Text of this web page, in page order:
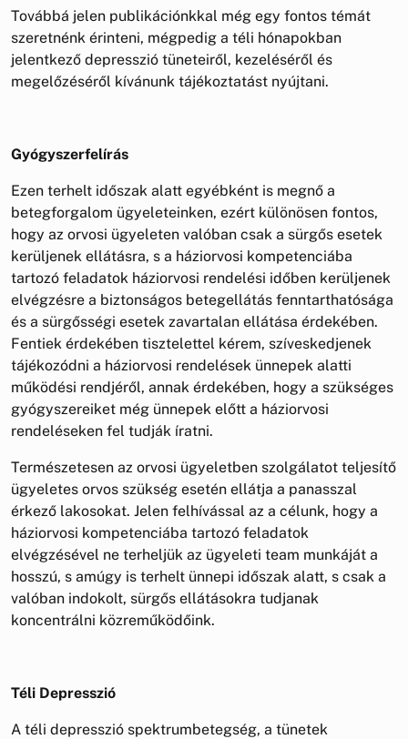
Továbbá jelen publikációnkkal még egy fontos témát
szeretnénk érinteni, mégpedig a téli hónapokban
jelentkező depresszió tüneteiről, kezeléséről és
megelőzéséről kívánunk tájékoztatást nyújtani.
Gyógyszerfelírás
Ezen terhelt időszak alatt egyébként is megnő a
betegforgalom ügyeleteinken, ezért különösen fontos,
hogy az orvosi ügyeleten valóban csak a sürgős esetek
kerüljenek ellátásra, s a háziorvosi kompetenciába
tartozó feladatok háziorvosi rendelési időben kerüljenek
elvégzésre a biztonságos betegellátás fenntarthatósága
és a sürgősségi esetek zavartalan ellátása érdekében.
Fentiek érdekében tisztelettel kérem, szíveskedjenek
tájékozódni a háziorvosi rendelések ünnepek alatti
működési rendjéről, annak érdekében, hogy a szükséges
gyógyszereiket még ünnepek előtt a háziorvosi
rendeléseken fel tudják íratni.
Természetesen az orvosi ügyeletben szolgálatot teljesítő
ügyeletes orvos szükség esetén ellátja a panasszal
érkező lakosokat. Jelen felhívással az a célunk, hogy a
háziorvosi kompetenciába tartozó feladatok
elvégzésével ne terheljük az ügyeleti team munkáját a
hosszú, s amúgy is terhelt ünnepi időszak alatt, s csak a
valóban indokolt, sürgős ellátásokra tudjanak
koncentrálni közreműködőink.
Téli Depresszió
A téli depresszió spektrumbetegség, a tünetek